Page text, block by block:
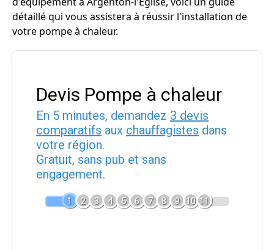
détaillé qui vous assistera à réussir l'installation de
votre pompe à chaleur.
Devis Pompe à chaleur
En 5 minutes, demandez 3 devis
comparatifs aux chauffagistes dans
votre région.
Gratuit, sans pub et sans
engagement.
1 2 3 4 5 6 7 8 9 10 11